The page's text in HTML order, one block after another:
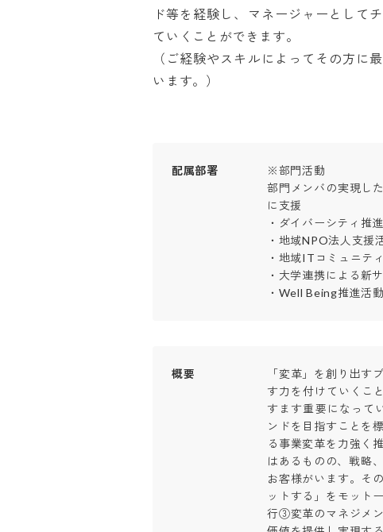
ド等を経験し、マネージャーとして
ていくことができます。
（ご経験やスキルによってその方に
います。）
配属部署
※部門活動
部門メンバの実現し
に支援
・ダイバーシティ推
・地域NPO法人支援
・地域ITコミュニテ
・大学連携による新
・Well Being推進活
概要
「変革」を創り出す
す力を付けていくこ
すます重要になって
ンドを目指すことを
る事業変革を力強く
はあるものの、戦略
お客様がいます。そ
ットする」をモット
行③変革のマネジメ